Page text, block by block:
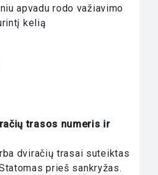
apvadu rodo važiavimo
kelią
trasos numeris ir
dviračių trasai suteiktas
prieš sankryžas.